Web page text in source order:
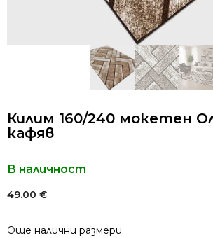
Килим 160/240 мокетен
кафяв
В наличност
49.00 €
Още налични размери